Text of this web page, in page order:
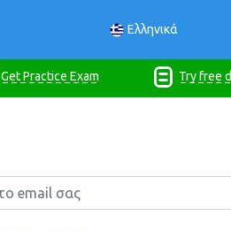
Ελληνικά
Get Practice Exam Try free